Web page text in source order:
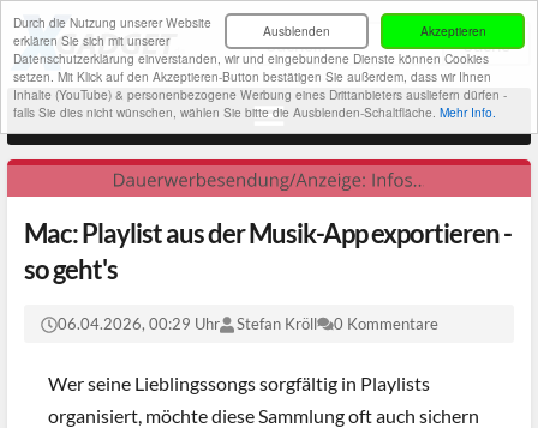
Akzeptieren
Ausblenden
Durch die Nutzung unserer Website
erklären Sie sich mit unserer
Datenschutzerklärung einverstanden, wir und eingebundene Dienste können Cookies
setzen. Mit Klick auf den Akzeptieren-Button bestätigen Sie außerdem, dass wir Ihnen
Inhalte (YouTube) & personenbezogene Werbung eines Drittanbieters ausliefern dürfen -
falls Sie dies nicht wünschen, wählen Sie bitte die Ausblenden-Schaltfläche. Mehr Info.
Mac: Playlist aus der Musik-App exportieren -
so geht's
06.04.2026, 00:29 Uhr Stefan Kröll 0 Kommentare
Wer seine Lieblingssongs sorgfältig in Playlists
organisiert, möchte diese Sammlung oft auch sichern